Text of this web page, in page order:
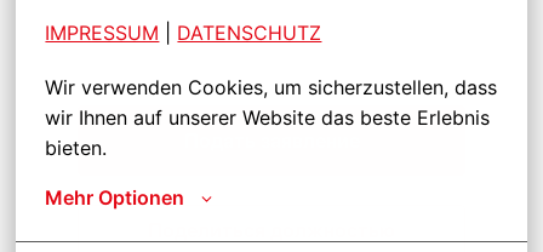
IMPRESSUM DATENSCHUTZ
Wir verwenden Cookies, um sicherzustellen, dass
wir Ihnen auf unserer Website das beste Erlebnis
bieten.
Mehr Optionen